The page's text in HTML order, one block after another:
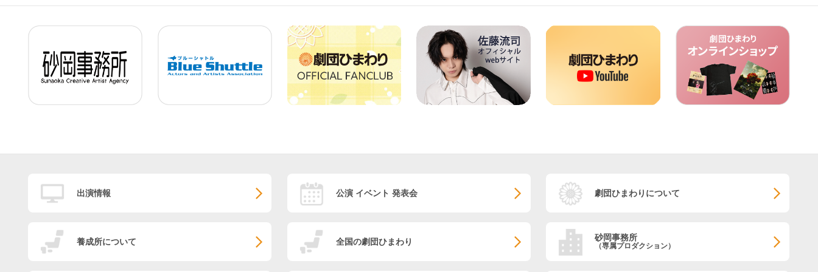
出演情報 公演 イベント 発表会 劇団ひまわりについて
養成所について 全国の劇団ひまわり 砂岡事務所
（専属プロダクション）